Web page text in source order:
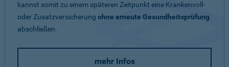
kannst somit zu einem späteren Zeitpunkt eine Krankenvoll-
oder Zusatzversicherung ohne erneute Gesundheitsprüfung
abschließen.
mehr Infos